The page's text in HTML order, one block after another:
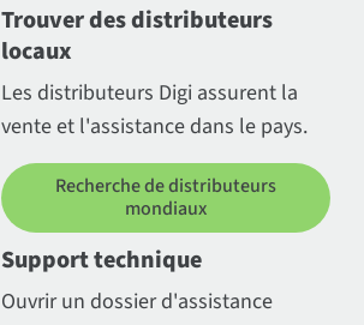
Trouver des distributeurs
locaux
Les distributeurs Digi assurent la
vente et l'assistance dans le pays.
Recherche de distributeurs
mondiaux
Support technique
Ouvrir un dossier d'assistance